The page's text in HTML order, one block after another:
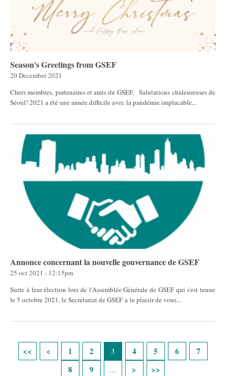
Season's Greetings from GSEF
20 December 2021
Chers membres, partenaires et amis du GSEF, Salutations chaleureuses de
Séoul! 2021 a été une année difficile avec la pandémie implacable...
Annonce concernant la nouvelle gouvernance de GSEF
25 oct 2021 - 12:15pm
Suite à leur élection lors de l'Assemblée Générale de GSEF qui s'est tenue
le 5 octobre 2021, le Secrétariat de GSEF a le plaisir de vous...
1 2 3 4 5 6
7
8
9 …